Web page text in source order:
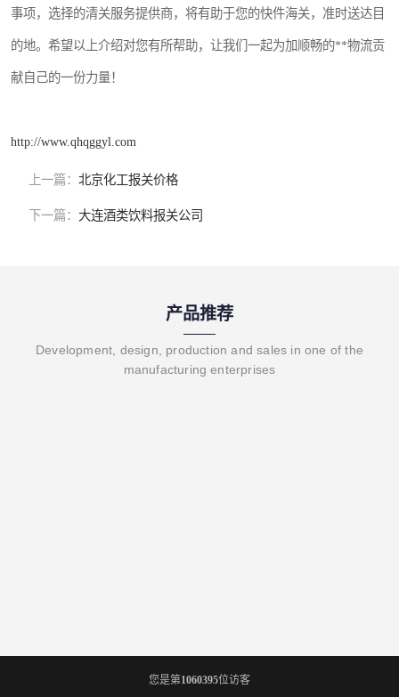
事项，选择的清关服务提供商，将有助于您的快件海关，准时送达目
的地。希望以上介绍对您有所帮助，让我们一起为加顺畅的**物流贡
献自己的一份力量！
http://www.qhqggyl.com
上一篇： 北京化工报关价格
下一篇： 大连酒类饮料报关公司
产品推荐
Development, design, production and sales in one of the
manufacturing enterprises
您是第1060395位访客